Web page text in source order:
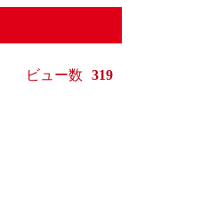
ビュー数 319